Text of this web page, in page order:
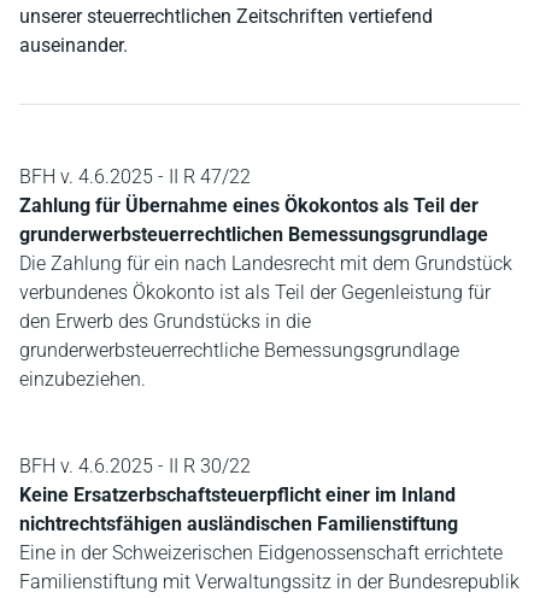
unserer steuerrechtlichen Zeitschriften vertiefend
auseinander.
BFH v. 4.6.2025 - II R 47/22
Zahlung für Übernahme eines Ökokontos als Teil der
grunderwerbsteuerrechtlichen Bemessungsgrundlage
Die Zahlung für ein nach Landesrecht mit dem Grundstück
verbundenes Ökokonto ist als Teil der Gegenleistung für
den Erwerb des Grundstücks in die
grunderwerbsteuerrechtliche Bemessungsgrundlage
einzubeziehen.
BFH v. 4.6.2025 - II R 30/22
Keine Ersatzerbschaftsteuerpflicht einer im Inland
nichtrechtsfähigen ausländischen Familienstiftung
Eine in der Schweizerischen Eidgenossenschaft errichtete
Familienstiftung mit Verwaltungssitz in der Bundesrepublik